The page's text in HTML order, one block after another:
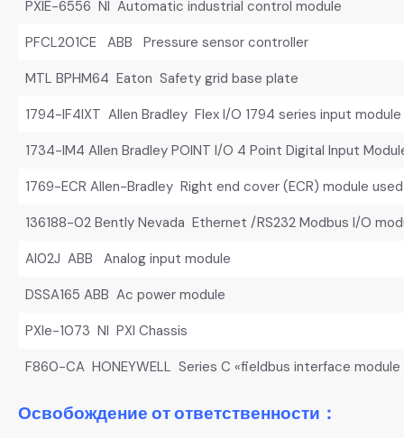
PXIE-6556 NI Automatic industrial control module
PFCL201CE ABB Pressure sensor controller
MTL BPHM64 Eaton Safety grid base plate
1794-IF4IXT Allen Bradley Flex I/O 1794 series input module
1734-IM4 Allen Bradley POINT I/O 4 Point Digital Input
1769-ECR Allen-Bradley Right end cover (ECR) module
136188-02 Bently Nevada Ethernet /RS232 Modbus I/O
AI02J ABB Analog input module
DSSA165 ABB Ac power module
PXIe-1073 NI PXI Chassis
F860-CA HONEYWELL Series C «fieldbus interface module
Освобождение от ответственности：